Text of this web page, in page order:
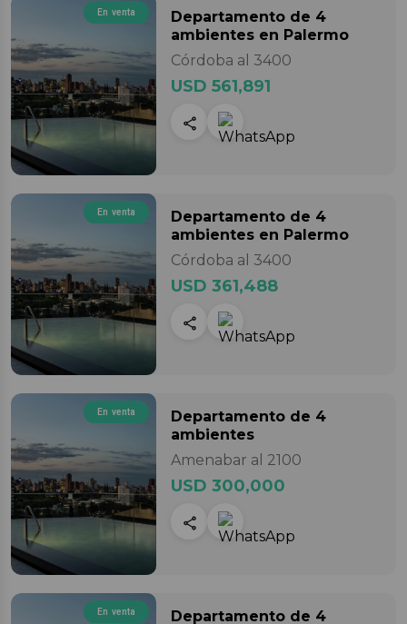
En venta Departamento de 4
ambientes en Palermo
Córdoba al 3400
USD 561,891
En venta Departamento de 4
ambientes en Palermo
Córdoba al 3400
USD 361,488
En venta Departamento de 4
ambientes
Amenabar al 2100
USD 300,000
En venta Departamento de 4